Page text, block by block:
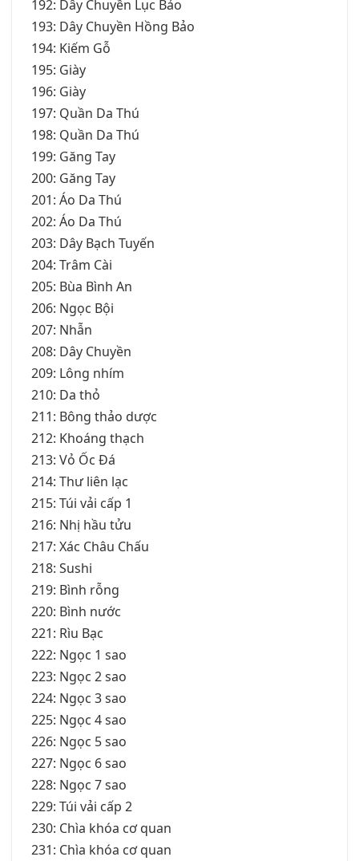
192: Dây Chuyền Lục Bảo
193: Dây Chuyền Hồng Bảo
194: Kiếm Gỗ
195: Giày
196: Giày
197: Quần Da Thú
198: Quần Da Thú
199: Găng Tay
200: Găng Tay
201: Áo Da Thú
202: Áo Da Thú
203: Dây Bạch Tuyến
204: Trâm Cài
205: Bùa Bình An
206: Ngọc Bội
207: Nhẫn
208: Dây Chuyền
209: Lông nhím
210: Da thỏ
211: Bông thảo dược
212: Khoáng thạch
213: Vỏ Ốc Đá
214: Thư liên lạc
215: Túi vải cấp 1
216: Nhị hầu tửu
217: Xác Châu Chấu
218: Sushi
219: Bình rỗng
220: Bình nước
221: Rìu Bạc
222: Ngọc 1 sao
223: Ngọc 2 sao
224: Ngọc 3 sao
225: Ngọc 4 sao
226: Ngọc 5 sao
227: Ngọc 6 sao
228: Ngọc 7 sao
229: Túi vải cấp 2
230: Chìa khóa cơ quan
231: Chìa khóa cơ quan